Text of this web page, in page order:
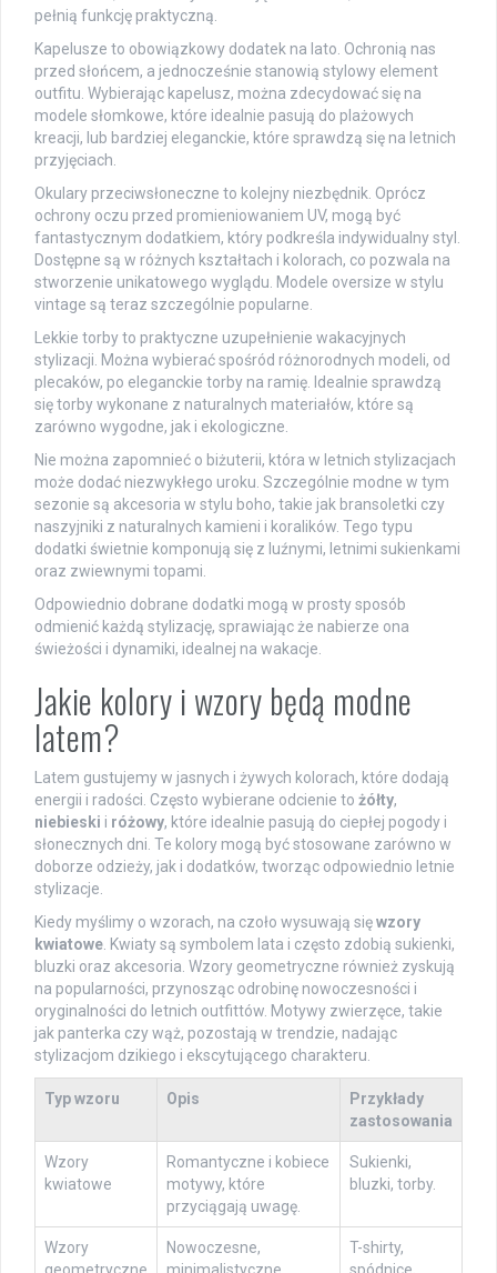
pełnią funkcję praktyczną.
Kapelusze to obowiązkowy dodatek na lato. Ochronią nas
przed słońcem, a jednocześnie stanowią stylowy element
outfitu. Wybierając kapelusz, można zdecydować się na
modele słomkowe, które idealnie pasują do plażowych
kreacji, lub bardziej eleganckie, które sprawdzą się na letnich
przyjęciach.
Okulary przeciwsłoneczne to kolejny niezbędnik. Oprócz
ochrony oczu przed promieniowaniem UV, mogą być
fantastycznym dodatkiem, który podkreśla indywidualny styl.
Dostępne są w różnych kształtach i kolorach, co pozwala na
stworzenie unikatowego wyglądu. Modele oversize w stylu
vintage są teraz szczególnie popularne.
Lekkie torby to praktyczne uzupełnienie wakacyjnych
stylizacji. Można wybierać spośród różnorodnych modeli, od
plecaków, po eleganckie torby na ramię. Idealnie sprawdzą
się torby wykonane z naturalnych materiałów, które są
zarówno wygodne, jak i ekologiczne.
Nie można zapomnieć o biżuterii, która w letnich stylizacjach
może dodać niezwykłego uroku. Szczególnie modne w tym
sezonie są akcesoria w stylu boho, takie jak bransoletki czy
naszyjniki z naturalnych kamieni i koralików. Tego typu
dodatki świetnie komponują się z luźnymi, letnimi sukienkami
oraz zwiewnymi topami.
Odpowiednio dobrane dodatki mogą w prosty sposób
odmienić każdą stylizację, sprawiając że nabierze ona
świeżości i dynamiki, idealnej na wakacje.
Jakie kolory i wzory będą modne
latem?
Latem gustujemy w jasnych i żywych kolorach, które dodają
energii i radości. Często wybierane odcienie to żółty,
niebieski i różowy, które idealnie pasują do ciepłej pogody i
słonecznych dni. Te kolory mogą być stosowane zarówno w
doborze odzieży, jak i dodatków, tworząc odpowiednio letnie
stylizacje.
Kiedy myślimy o wzorach, na czoło wysuwają sięwzory
kwiatowe. Kwiaty są symbolem lata i często zdobią sukienki,
bluzki oraz akcesoria. Wzory geometryczne również zyskują
na popularności, przynosząc odrobinę nowoczesności i
oryginalności do letnich outfittów. Motywy zwierzęce, takie
jak panterka czy wąż, pozostają w trendzie, nadając
stylizacjom dzikiego i ekscytującego charakteru.
Typ wzoru Opis
Przykłady
zastosowania
Wzory
kwiatowe
Romantyczne i kobiece
motywy, które
przyciągają uwagę.
Sukienki,
bluzki, torby.
Wzory
Nowoczesne,
T-shirty,